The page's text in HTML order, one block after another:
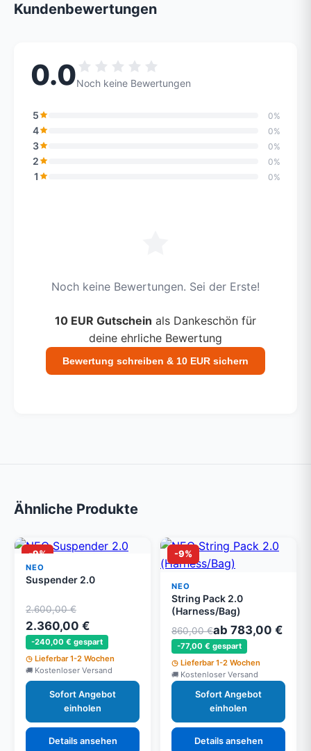
Kundenbewertungen
0.0Noch keine Bewertungen
5 0%
4 0%
3 0%
2 0%
1 0%
Noch keine Bewertungen. Sei der Erste!
10 EUR Gutschein als Dankeschön für
deine ehrliche Bewertung
Bewertung schreiben & 10 EUR sichern
Ähnliche Produkte
-9%
NEO
Suspender 2.0
2.600,00 €
2.360,00 €
-240,00 € gespart
Lieferbar 1-2 Wochen
Kostenloser Versand
Sofort Angebot
einholen
Details ansehen
-9%
NEO
String Pack 2.0
(Harness/Bag)
860,00 €ab 783,00 €
-77,00 € gespart
Lieferbar 1-2 Wochen
Kostenloser Versand
Sofort Angebot
einholen
Details ansehen